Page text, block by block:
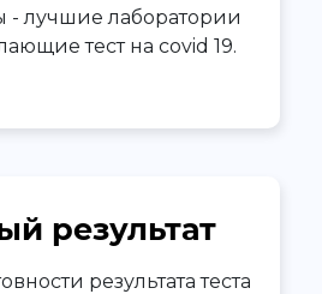
лучшие лаборатории
тест на covid 19.
результат
результата теста